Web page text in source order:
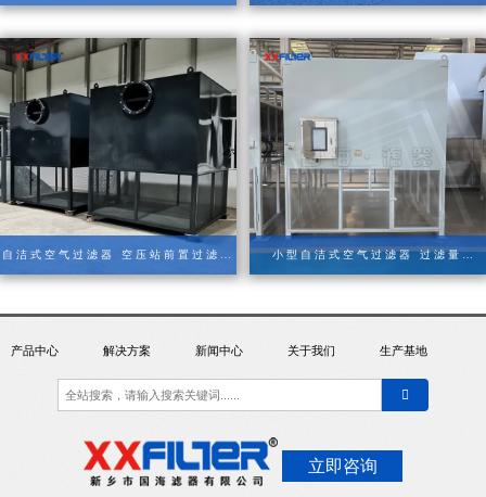
自洁式空气过滤器 空压站前置过滤系 小型自洁式空气过滤器 过滤量
产品中心 解决方案 新闻中心 关于我们 生产基地
立即咨询